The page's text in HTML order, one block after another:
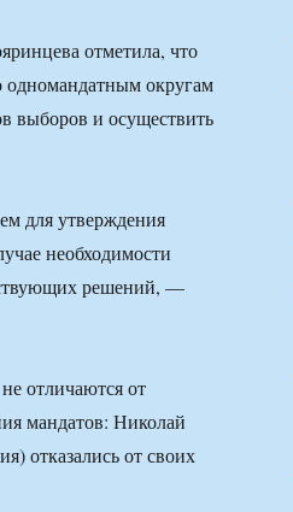
отметила, что
одномандатным округам
выборов и осуществить
для утверждения
необходимости
решений, —
отличаются от
мандатов: Николай
отказались от своих